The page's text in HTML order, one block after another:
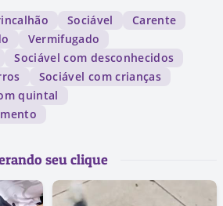
Sociável
Carente
Vermifugado
Sociável com desconhecidos
Sociável com crianças
quintal
seu clique